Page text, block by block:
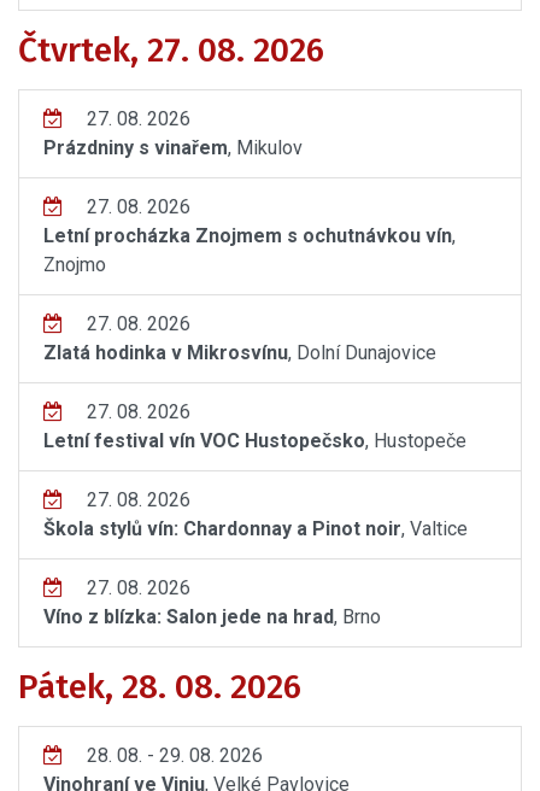
Čtvrtek, 27. 08. 2026
27. 08. 2026
Prázdniny s vinařem, Mikulov
27. 08. 2026
Letní procházka Znojmem s ochutnávkou vín,
Znojmo
27. 08. 2026
Zlatá hodinka v Mikrosvínu, Dolní Dunajovice
27. 08. 2026
Letní festival vín VOC Hustopečsko, Hustopeče
27. 08. 2026
Škola stylů vín: Chardonnay a Pinot noir, Valtice
27. 08. 2026
Víno z blízka: Salon jede na hrad, Brno
Pátek, 28. 08. 2026
28. 08. - 29. 08. 2026
Vinohraní ve Viniu, Velké Pavlovice